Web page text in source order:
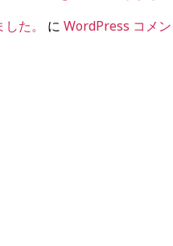
た。 に WordPress コメ